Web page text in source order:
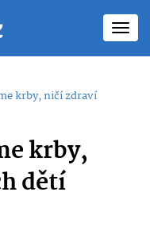
krby, ničí zdraví
krby,
dětí